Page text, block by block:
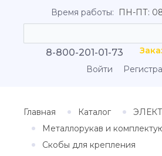
Время работы: ПН-ПТ:
8-800-201-01-73
Войти
Главная Каталог
Металлорукав и
Скобы для крепления